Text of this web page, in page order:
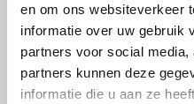
en om ons websiteverkeer
informatie over uw gebruik
partners voor social
partners kunnen deze
informatie die u aan ze
Adoptie 06-08-2026
Alen
Tilburg